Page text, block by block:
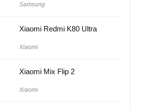
Samsung
Xiaomi Redmi K80 Ultra
Xiaomi
Xiaomi Mix Flip 2
Xiaomi